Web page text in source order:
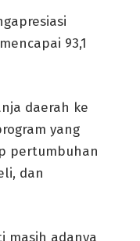
93,1
daerah ke
yang
pertumbuhan
dan
masih adanya